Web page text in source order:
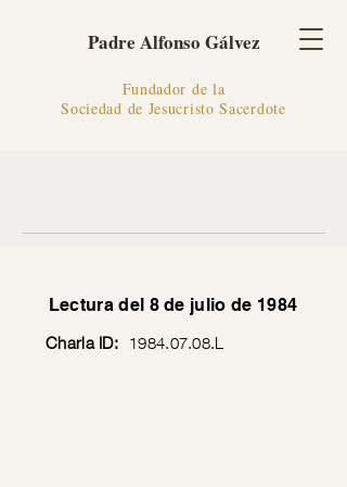
Padre Alfonso Gálvez
Fundador de la
Sociedad de Jesucristo Sacerdote
Lectura del 8 de julio de 1984
Charla ID: 1984.07.08.L